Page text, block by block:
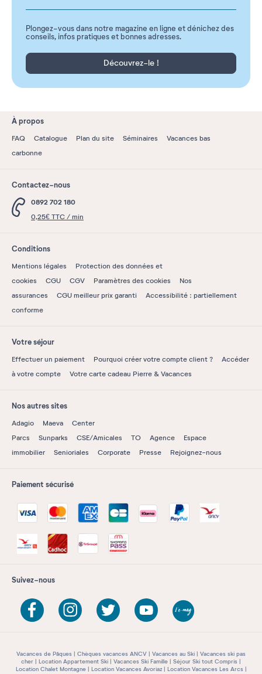
Plongez-vous dans notre magazine en ligne et dénichez des
conseils, infos pratiques et bonnes adresses.
Découvrez-le !
À propos
FAQ Catalogue Plan du site Séminaires
Vacances bas
carbonne
Contactez-nous
0892 702 180
0,25€ TTC / min
Conditions
Mentions légales
Protection des données et
cookies
CGU CGV Paramètres des cookies
Nos
assurances
CGU meilleur prix garanti
Accessibilité : partiellement
conforme
Votre séjour
Effectuer un paiement Pourquoi créer votre compte client ?
Accéder
à votre compte
Votre carte cadeau Pierre & Vacances
Nos autres sites
Adagio Maeva
Center
Parcs
Sunparks CSE/Amicales TO Agence
Espace
immobilier
Senioriales Corporate Presse Rejoignez-nous
Paiement sécurisé
Suivez-nous
Vacances de Pâques Chèques vacances ANCV Vacances au Ski
Vacances ski pas
cher
Location Appartement Ski Vacances Ski Famille
Séjour Ski tout Compris
Location Chalet Montagne
Location Vacances Avoriaz
Location Vacances Les Arcs